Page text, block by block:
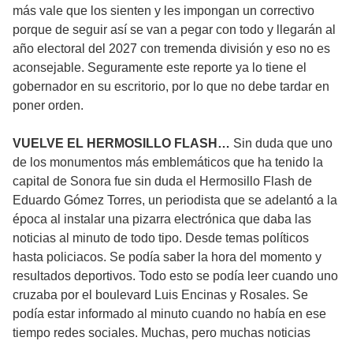
más vale que los sienten y les impongan un correctivo
porque de seguir así se van a pegar con todo y llegarán al
año electoral del 2027 con tremenda división y eso no es
aconsejable. Seguramente este reporte ya lo tiene el
gobernador en su escritorio, por lo que no debe tardar en
poner orden.
VUELVE EL HERMOSILLO FLASH… Sin duda que uno
de los monumentos más emblemáticos que ha tenido la
capital de Sonora fue sin duda el Hermosillo Flash de
Eduardo Gómez Torres, un periodista que se adelantó a la
época al instalar una pizarra electrónica que daba las
noticias al minuto de todo tipo. Desde temas políticos
hasta policiacos. Se podía saber la hora del momento y
resultados deportivos. Todo esto se podía leer cuando uno
cruzaba por el boulevard Luis Encinas y Rosales. Se
podía estar informado al minuto cuando no había en ese
tiempo redes sociales. Muchas, pero muchas noticias